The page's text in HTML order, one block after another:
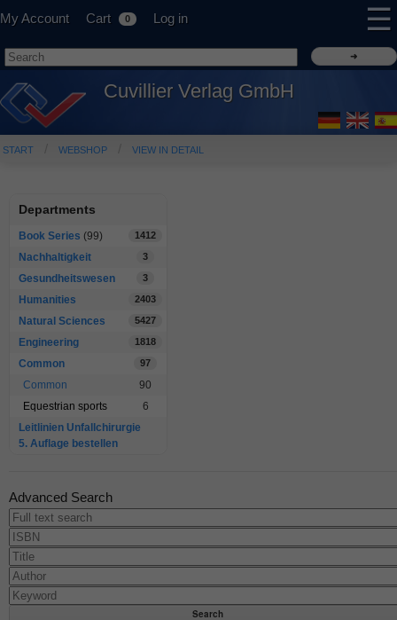
My Account Cart 0 Log in ☰
Cuvillier Verlag GmbH
START WEBSHOP VIEW IN DETAIL
Departments
Book Series (99) 1412
Nachhaltigkeit 3
Gesundheitswesen 3
Humanities 2403
Natural Sciences 5427
Engineering 1818
Common 97
Common
90
Equestrian sports
6
Leitlinien Unfallchirurgie
5. Auflage bestellen
Advanced Search